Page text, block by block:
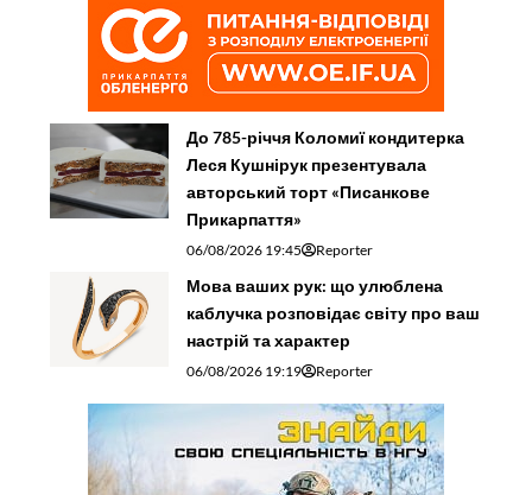
До 785-річчя Коломиї кондитерка
Леся Кушнірук презентувала
авторський торт «Писанкове
Прикарпаття»
06/08/2026 19:45 Reporter
Мова ваших рук: що улюблена
каблучка розповідає світу про ваш
настрій та характер
06/08/2026 19:19 Reporter